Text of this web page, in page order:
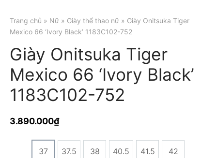
Trang chủ » Nữ » Giày thể thao nữ » Giày Onitsuka Tiger
Mexico 66 ‘Ivory Black’ 1183C102-752
Giày Onitsuka Tiger
Mexico 66 ‘Ivory Black’
1183C102-752
3.890.000₫
37 37.5 38 40.5 41.5 42